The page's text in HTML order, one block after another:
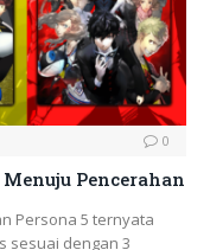
0
Menuju Pencerahan
Persona 5 ternyata
sesuai dengan 3